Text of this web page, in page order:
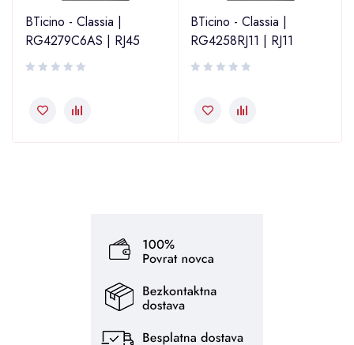
BTicino - Classia |
RG4279C6AS | RJ45
BTicino - Classia |
RG4258RJ11 | RJ11